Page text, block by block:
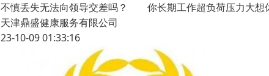
不慎丢失无法向领导交差吗？ 你长期工作超负荷压力大想
天津鼎盛健康服务有限公司
23-10-09 01:33:16